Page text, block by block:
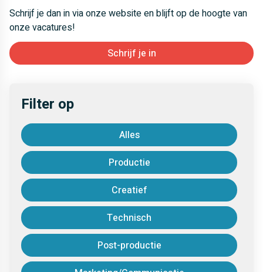
Schrijf je dan in via onze website en blijft op de hoogte van
onze vacatures!
Schrijf je in
Filter op
Alles
Productie
Creatief
Technisch
Post-productie